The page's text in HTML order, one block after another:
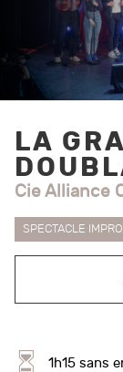
LA
Cie Alliance
SPECTACLE
1h15 sans